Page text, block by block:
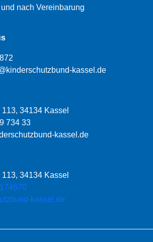
nach Vereinbarung
kassel.de
34134 Kassel
734 33
kassel.de
34134 Kassel
kassel.de